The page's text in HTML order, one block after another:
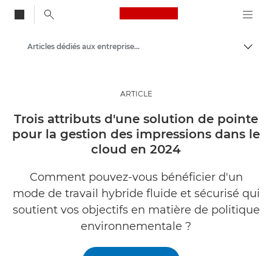
Canon Logo, back
Evénements et témoignages
Articles dédiés aux entreprises et aux professionnels
ARTICLE
Trois attributs d'une solution de pointe
pour la gestion des impressions dans le
cloud en 2024
Comment pouvez-vous bénéficier d'un
mode de travail hybride fluide et sécurisé qui
soutient vos objectifs en matière de politique
environnementale ?